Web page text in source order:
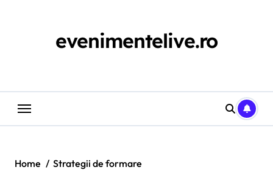
evenimentelive.ro
Home
Strategii de formare